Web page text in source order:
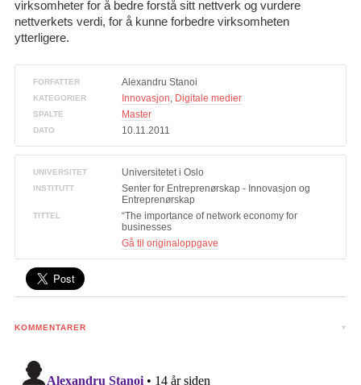
virksomheter for å bedre forstå sitt nettverk og vurdere
nettverkets verdi, for å kunne forbedre virksomheten
ytterligere.
FORFATTER Alexandru Stanoi
KATEGORIER Innovasjon, Digitale medier
SPALTE Master
DATO 10.11.2011
UNIVERSITET Universitetet i Oslo
INSTITUTT
Senter for Entreprenørskap - Innovasjon og
Entreprenørskap
TITTEL
“The importance of network economy for
businesses
Gå til originaloppgave
KOMMENTARER